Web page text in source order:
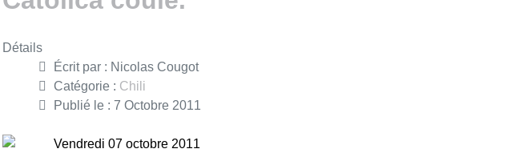
Détails
Écrit par : Nicolas Cougot
Catégorie : Chili
Publié le : 7 Octobre 2011
Vendredi 07 octobre 2011